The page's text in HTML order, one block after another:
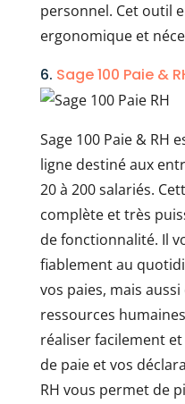
personnel. Cet outil
ergonomique et
6. Sage 100 Paie &
Sage 100 Paie & RH
ligne destiné aux
20 à 200 salariés.
complète et très
de fonctionnalité. Il
fiablement au
vos paies, mais
ressources
réaliser facilement
de paie et vos
RH vous permet de